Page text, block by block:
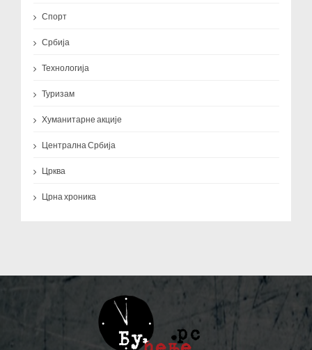
Спорт
Србија
Технологија
Туризам
Хуманитарне акције
Централна Србија
Црква
Црна хроника